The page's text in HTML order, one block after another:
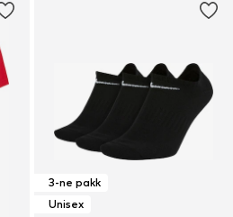
3-ne pakk
Unisex